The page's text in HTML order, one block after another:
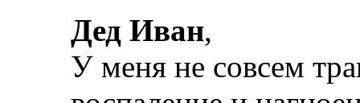
Дед Иван,
У меня не совсем